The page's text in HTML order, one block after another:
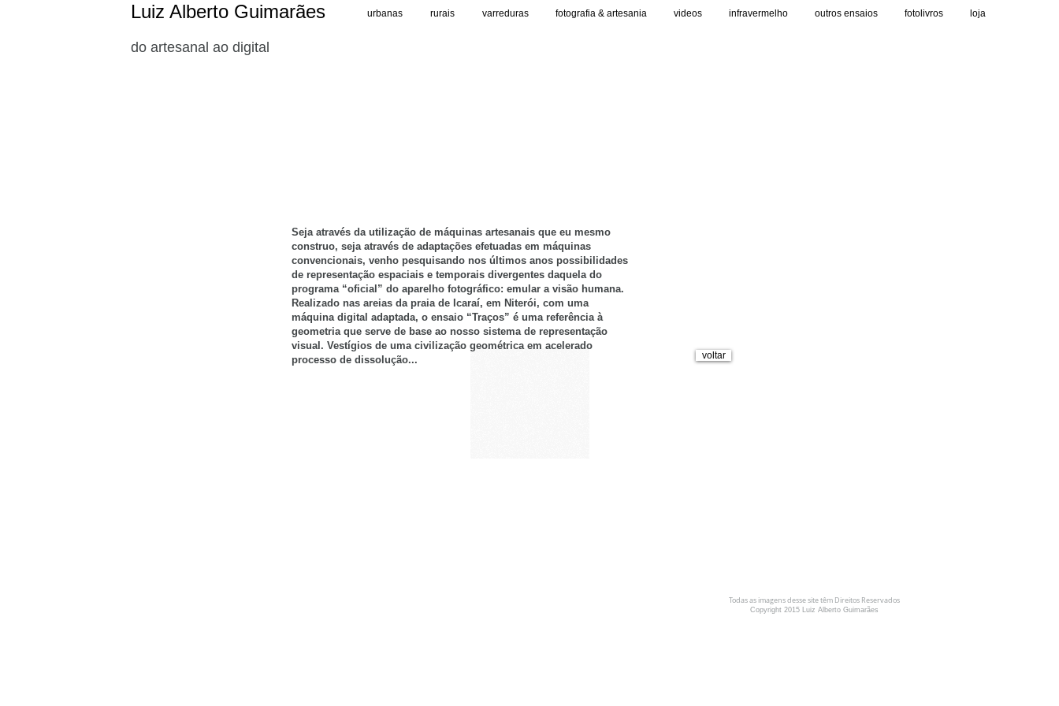
Luiz Alberto Guimarães urbanas rurais varreduras fotografia & artesania videos infravermelho outros ensaios fotolivros loja
do artesanal ao digital
Seja através da utilização de máquinas artesanais que eu mesmo
construo, seja através de adaptações efetuadas em máquinas
convencionais, venho pesquisando nos últimos anos possibilidades
de representação espaciais e temporais divergentes daquela do
programa “oficial” do aparelho fotográfico: emular a visão humana.
Realizado nas areias da praia de Icaraí, em Niterói, com uma
máquina digital adaptada, o ensaio “Traços” é uma referência à
geometria que serve de base ao nosso sistema de representação
visual. Vestígios de uma civilização geométrica em acelerado
processo de dissolução...
voltar
Todas as imagens desse site têm Direitos Reservados
Copyright 2015 Luiz Alberto Guimarães